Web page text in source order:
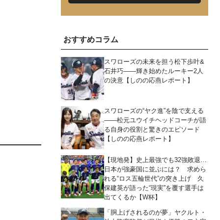
おすすめコラム
スワローズの未来を担う松下歩叶&
石井巧――輝き始めたルーキー2人
の決意【しのの応燕レポート】
スワローズの“ヤク進”を陰で支える
――松元ユウイチヘッドコーチが語
る自身の役割と驚きのエピソード
【しのの応燕レポート】
【現地発】史上最強でも32強敗退…
日本が強豪国に並ぶには？ 求めら
れる“ロス五輪世代”の突き上げ 久
保建英が語った“現実”を覆す選手は
出てくるか【W杯】
「胴上げされるのが夢」ヤクルト・